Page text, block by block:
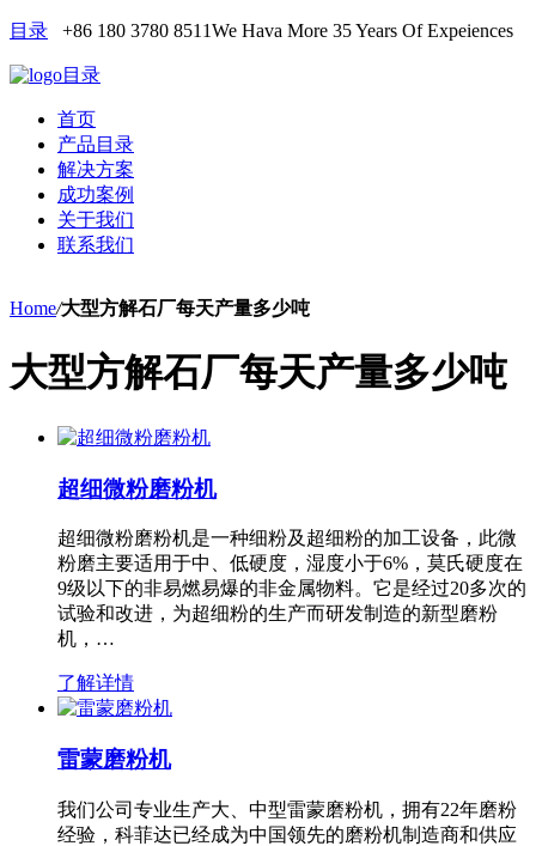
目录 +86 180 3780 8511We Hava More 35 Years Of Expeiences
目录
首页
产品目录
解决方案
成功案例
关于我们
联系我们
Home/大型方解石厂每天产量多少吨
大型方解石厂每天产量多少吨
超细微粉磨粉机
超细微粉磨粉机是一种细粉及超细粉的加工设备，此微
粉磨主要适用于中、低硬度，湿度小于6%，莫氏硬度在
9级以下的非易燃易爆的非金属物料。它是经过20多次的
试验和改进，为超细粉的生产而研发制造的新型磨粉
机，…
了解详情
雷蒙磨粉机
我们公司专业生产大、中型雷蒙磨粉机，拥有22年磨粉
经验，科菲达已经成为中国领先的磨粉机制造商和供应